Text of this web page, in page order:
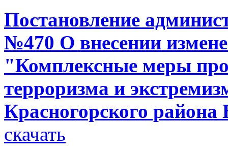
Постановление
№470 О внесении
"Комплексные меры
терроризма и
Красногорского
скачать